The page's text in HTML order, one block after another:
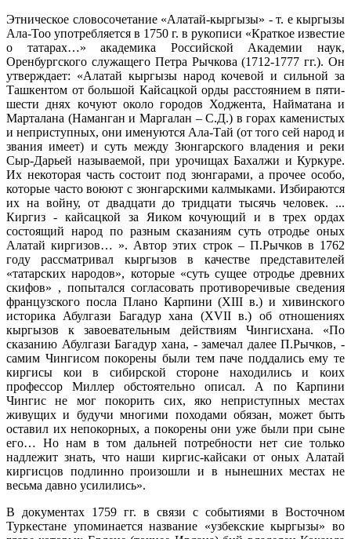
Этническое словосочетание «Алатай-кыргызы» - т. е кыргызы
Ала-Тоо употребляется в 1750 г. в рукописи «Краткое известие
о татарах…» академика Российской Академии наук,
Оренбургского служащего Петра Рычкова (1712-1777 гг.). Он
утверждает: «Алатай кыргызы народ кочевой и сильной за
Ташкентом от большой Кайсацкой орды расстоянием в пяти-
шести днях кочуют около городов Ходжента, Найматана и
Марталана (Наманган и Маргалан – С.Д.) в горах каменистых
и неприступных, они именуются Ала-Тай (от того сей народ и
звания имеет) и суть между Зюнгарского владения и реки
Сыр-Дарьей называемой, при урочищах Бахалжи и Куркуре.
Их некоторая часть состоит под зюнгарами, а прочее особо,
которые часто воюют с зюнгарскими калмыками. Избираются
их на войну, от двадцати до тридцати тысячь человек. ...
Киргиз - кайсацкой за Яиком кочующий и в трех ордах
состоящий народ по разным сказаниям суть отродье оных
Алатай киргизов… ». Автор этих строк – П.Рычков в 1762
году рассматривал кыргызов в качестве представителей
«татарских народов», которые «суть сущее отродье древних
скифов» , попытался согласовать противоречивые сведения
французского посла Плано Карпини (XIII в.) и хивинского
историка Абулгази Багадур хана (XVII в.) об отношениях
кыргызов к завоевательным действиям Чингисхана. «По
сказанию Абулгази Багадур хана, - замечал далее П.Рычков, -
самим Чингисом покорены были тем паче поддались ему те
киргисы кои в сибирской стороне находились и коих
профессор Миллер обстоятельно описал. А по Карпини
Чингис не мог покорить сих, яко неприступных местах
живущих и будучи многими походами обязан, может быть
оставил их непокорных, а покорены они уже были при сыне
его… Но нам в том дальней потребности нет сие только
надлежит знать, что наши киргис-кайсаки от оных Алатай
киргисцов подлинно произошли и в нынешних местах не
весьма давно усилились».
В документах 1759 гг. в связи с событиями в Восточном
Туркестане упоминается название «узбекские кыргызы» во